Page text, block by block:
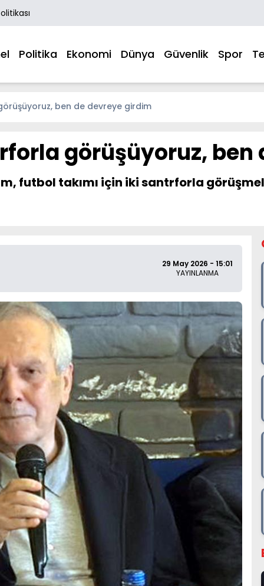
Politika Ekonomi Dünya Güvenlik Spor
ben de devreye girdim
görüşüyoruz,
futbol takımı için iki santrforla
29 May 2026 - 15:01
YAYINLANMA